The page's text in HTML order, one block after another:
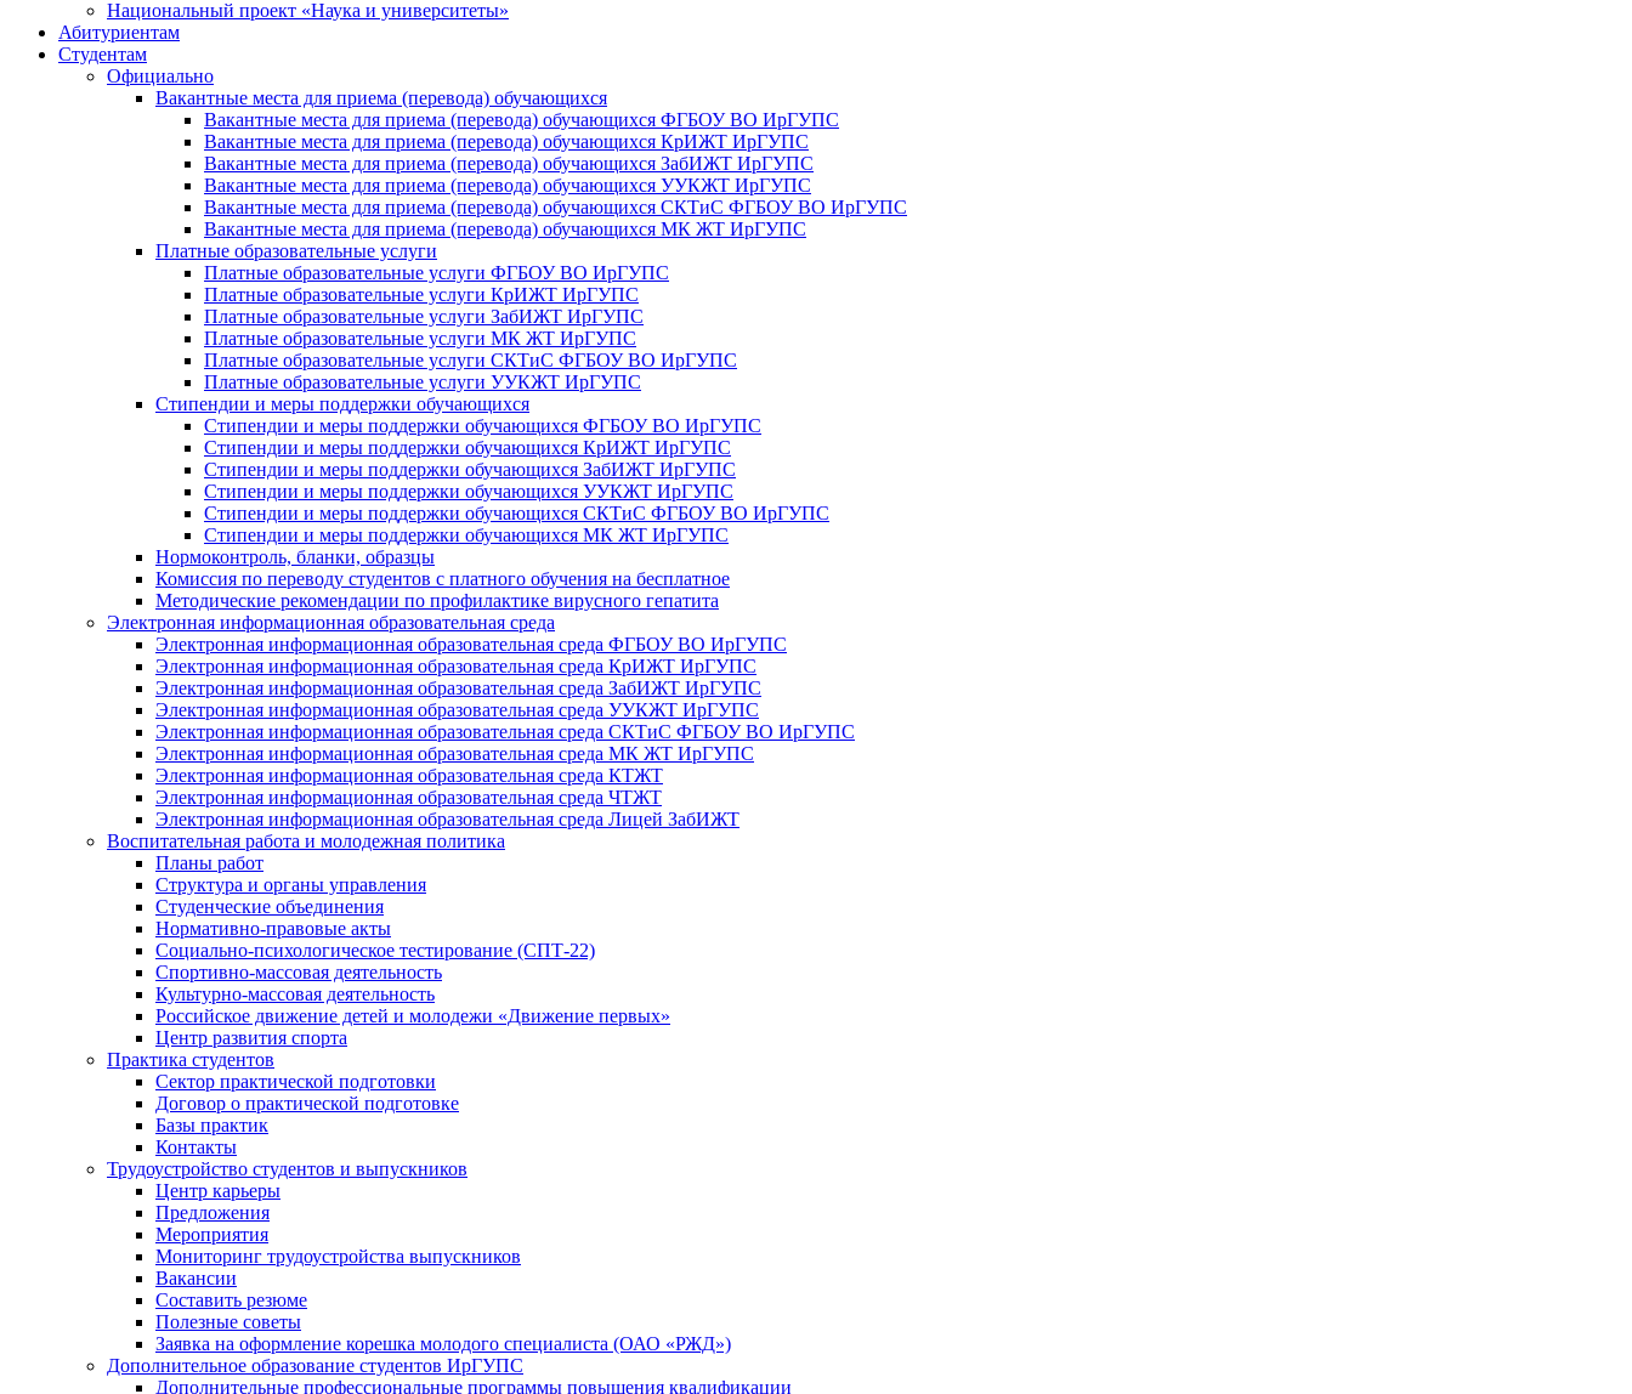
Национальный проект «Наука и университеты»
Абитуриентам
Студентам
Официально
Вакантные места для приема (перевода) обучающихся
Вакантные места для приема (перевода) обучающихся ФГБОУ ВО ИрГУПС
Вакантные места для приема (перевода) обучающихся КрИЖТ ИрГУПС
Вакантные места для приема (перевода) обучающихся ЗабИЖТ ИрГУПС
Вакантные места для приема (перевода) обучающихся УУКЖТ ИрГУПС
Вакантные места для приема (перевода) обучающихся СКТиС ФГБОУ ВО ИрГУПС
Вакантные места для приема (перевода) обучающихся МК ЖТ ИрГУПС
Платные образовательные услуги
Платные образовательные услуги ФГБОУ ВО ИрГУПС
Платные образовательные услуги КрИЖТ ИрГУПС
Платные образовательные услуги ЗабИЖТ ИрГУПС
Платные образовательные услуги МК ЖТ ИрГУПС
Платные образовательные услуги СКТиС ФГБОУ ВО ИрГУПС
Платные образовательные услуги УУКЖТ ИрГУПС
Стипендии и меры поддержки обучающихся
Стипендии и меры поддержки обучающихся ФГБОУ ВО ИрГУПС
Стипендии и меры поддержки обучающихся КрИЖТ ИрГУПС
Стипендии и меры поддержки обучающихся ЗабИЖТ ИрГУПС
Стипендии и меры поддержки обучающихся УУКЖТ ИрГУПС
Стипендии и меры поддержки обучающихся СКТиС ФГБОУ ВО ИрГУПС
Стипендии и меры поддержки обучающихся МК ЖТ ИрГУПС
Нормоконтроль, бланки, образцы
Комиссия по переводу студентов с платного обучения на бесплатное
Методические рекомендации по профилактике вирусного гепатита
Электронная информационная образовательная среда
Электронная информационная образовательная среда ФГБОУ ВО ИрГУПС
Электронная информационная образовательная среда КрИЖТ ИрГУПС
Электронная информационная образовательная среда ЗабИЖТ ИрГУПС
Электронная информационная образовательная среда УУКЖТ ИрГУПС
Электронная информационная образовательная среда СКТиС ФГБОУ ВО ИрГУПС
Электронная информационная образовательная среда МК ЖТ ИрГУПС
Электронная информационная образовательная среда КТЖТ
Электронная информационная образовательная среда ЧТЖТ
Электронная информационная образовательная среда Лицей ЗабИЖТ
Воспитательная работа и молодежная политика
Планы работ
Структура и органы управления
Студенческие объединения
Нормативно-правовые акты
Социально-психологическое тестирование (СПТ-22)
Спортивно-массовая деятельность
Культурно-массовая деятельность
Российское движение детей и молодежи «Движение первых»
Центр развития спорта
Практика студентов
Сектор практической подготовки
Договор о практической подготовке
Базы практик
Контакты
Трудоустройство студентов и выпускников
Центр карьеры
Предложения
Мероприятия
Мониторинг трудоустройства выпускников
Вакансии
Составить резюме
Полезные советы
Заявка на оформление корешка молодого специалиста (ОАО «РЖД»)
Дополнительное образование студентов ИрГУПС
Дополнительные профессиональные программы повышения квалификации